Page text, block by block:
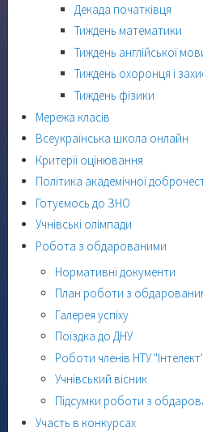
Декада початківця
Тиждень математики
Тиждень англійської
Тиждень охоронця і
Тиждень фізики
Мережа класів
Всеукраїнська школа онлайн
Критерії оцінювання
Політика академічної
Готуємось до ЗНО
Учнівські олімпади
Робота з обдарованими
Нормативні документи
План роботи з
Галерея успіху
Поїздка до ДНУ
Роботи членів НТУ
Учнівський вісник
Підсумки роботи з
Участь в конкурсах